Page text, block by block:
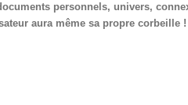
personnels, univers,
aura même sa propre corbeille !